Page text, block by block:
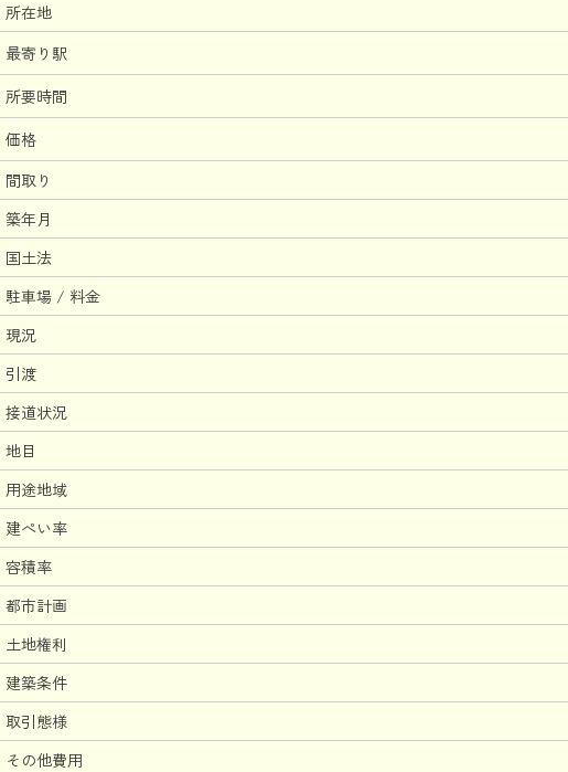
所在地
最寄り駅
所要時間
価格
間取り
築年月
国土法
駐車場 / 料金
現況
引渡
接道状況
地目
用途地域
建ぺい率
容積率
都市計画
土地権利
建築条件
取引態様
その他費用